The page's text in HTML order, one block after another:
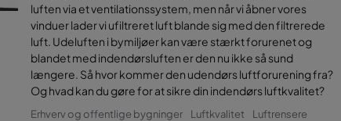
luften via et ventilationssystem, men når vi åbner vores
vinduer lader vi ufiltreret luft blande sig med den filtrerede
luft. Udeluften i bymiljøer kan være stærkt forurenet og
blandet med indendørsluften er den nu ikke så sund
længere. Så hvor kommer den udendørs luftforurening fra?
Og hvad kan du gøre for at sikre din indendørs luftkvalitet?
Erhverv og offentlige bygninger Luftkvalitet Luftrensere